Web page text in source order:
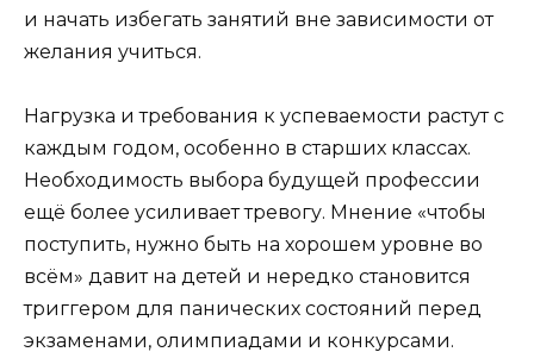
и начать избегать занятий вне зависимости от
желания учиться.
Нагрузка и требования к успеваемости растут с
каждым годом, особенно в старших классах.
Необходимость выбора будущей профессии
ещё более усиливает тревогу. Мнение «чтобы
поступить, нужно быть на хорошем уровне во
всём» давит на детей и нередко становится
триггером для панических состояний перед
экзаменами, олимпиадами и конкурсами.